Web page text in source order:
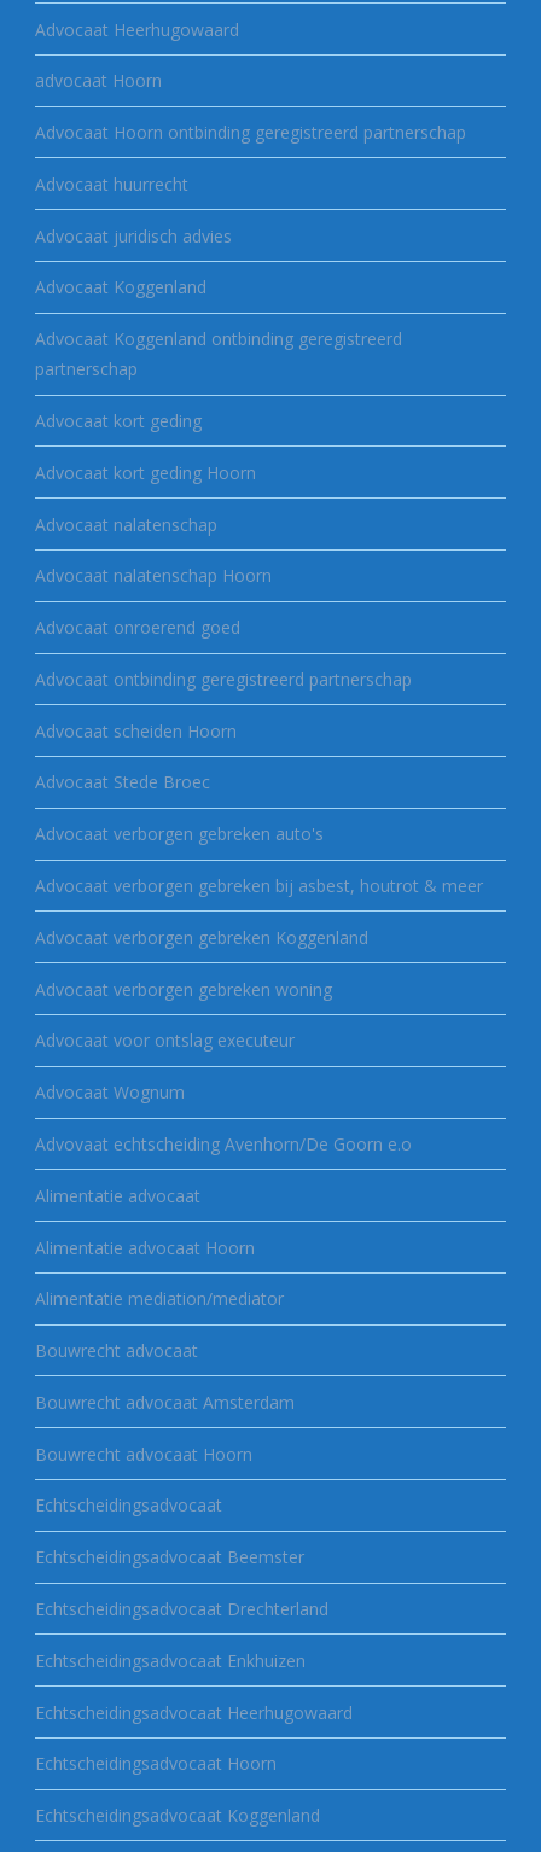
Advocaat Heerhugowaard
advocaat Hoorn
Advocaat Hoorn ontbinding geregistreerd partnerschap
Advocaat huurrecht
Advocaat juridisch advies
Advocaat Koggenland
Advocaat Koggenland ontbinding geregistreerd
partnerschap
Advocaat kort geding
Advocaat kort geding Hoorn
Advocaat nalatenschap
Advocaat nalatenschap Hoorn
Advocaat onroerend goed
Advocaat ontbinding geregistreerd partnerschap
Advocaat scheiden Hoorn
Advocaat Stede Broec
Advocaat verborgen gebreken auto's
Advocaat verborgen gebreken bij asbest, houtrot & meer
Advocaat verborgen gebreken Koggenland
Advocaat verborgen gebreken woning
Advocaat voor ontslag executeur
Advocaat Wognum
Advovaat echtscheiding Avenhorn/De Goorn e.o
Alimentatie advocaat
Alimentatie advocaat Hoorn
Alimentatie mediation/mediator
Bouwrecht advocaat
Bouwrecht advocaat Amsterdam
Bouwrecht advocaat Hoorn
Echtscheidingsadvocaat
Echtscheidingsadvocaat Beemster
Echtscheidingsadvocaat Drechterland
Echtscheidingsadvocaat Enkhuizen
Echtscheidingsadvocaat Heerhugowaard
Echtscheidingsadvocaat Hoorn
Echtscheidingsadvocaat Koggenland